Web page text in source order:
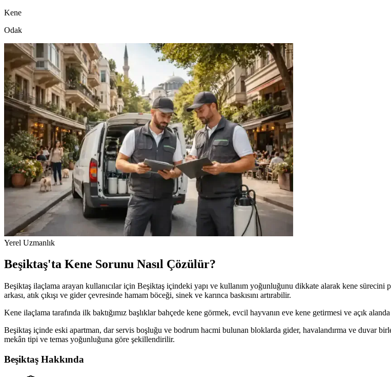
Kene
Odak
Yerel Uzmanlık
Beşiktaş'ta Kene Sorunu Nasıl Çözülür?
Beşiktaş ilaçlama arayan kullanıcılar için Beşiktaş içindeki yapı ve kullanım yoğunluğunu dikkate alarak kene
arkası, atık çıkışı ve gider çevresinde hamam böceği, sinek ve karınca baskısını artırabilir.
Kene ilaçlama tarafında ilk baktığımız başlıklar bahçede kene görmek, evcil hayvanın eve kene getirmesi ve açık alanda
Beşiktaş içinde eski apartman, dar servis boşluğu ve bodrum hacmi bulunan bloklarda gider, havalandırma ve duvar
mekân tipi ve temas yoğunluğuna göre şekillendirilir.
Beşiktaş Hakkında